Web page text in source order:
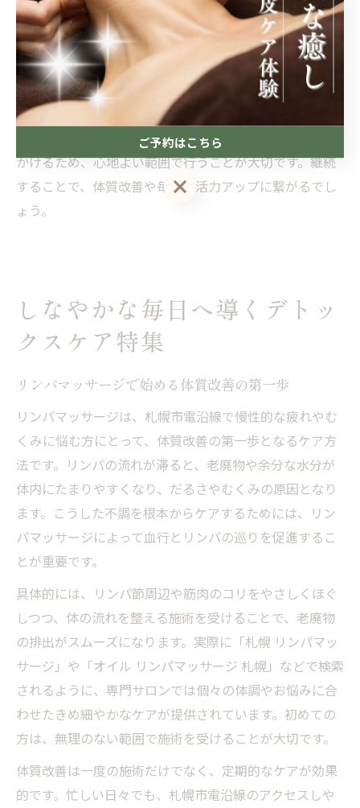
入れた施術メニューが増えており、体の柔軟性とリラク
ゼーションを同時に実感できると好評です。自宅で取り
入れる際は、まず首や肩、足のストレッチから始め、体
が温まった状態でリンパマッサージを行うと効果的で
す。
注意点として、無理なストレッチは筋肉や関節に負担を
かけるため、心地よい範囲で行うことが大切です。継続
することで、体質改善や毎日の活力アップに繋がるでし
ょう。
しなやかな毎日へ導くデトッ
クスケア特集
リンパマッサージで始める体質改善の第一歩
リンパマッサージは、札幌市電沿線で慢性的な疲れやむ
くみに悩む方にとって、体質改善の第一歩となるケア方
法です。リンパの流れが滞ると、老廃物や余分な水分が
体内にたまりやすくなり、だるさやむくみの原因となり
ます。こうした不調を根本からケアするためには、リン
パマッサージによって血行とリンパの巡りを促進するこ
とが重要です。
具体的には、リンパ節周辺や筋肉のコリをやさしくほぐ
しつつ、体の流れを整える施術を受けることで、老廃物
の排出がスムーズになります。実際に「札幌 リンパマッ
サージ」や「オイル リンパマッサージ 札幌」などで検索
されるように、専門サロンでは個々の体調やお悩みに合
わせたきめ細やかなケアが提供されています。初めての
方は、無理のない範囲で施術を受けることが大切です。
体質改善は一度の施術だけでなく、定期的なケアが効果
的です。忙しい日々でも、札幌市電沿線のアクセスしや
ご予約はこちら
ご予約はこちら